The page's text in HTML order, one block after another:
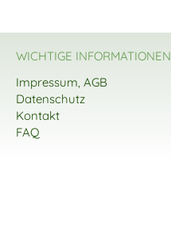
WICHTIGE INFORMATIONEN
Impressum, AGB
Datenschutz
Kontakt
FAQ